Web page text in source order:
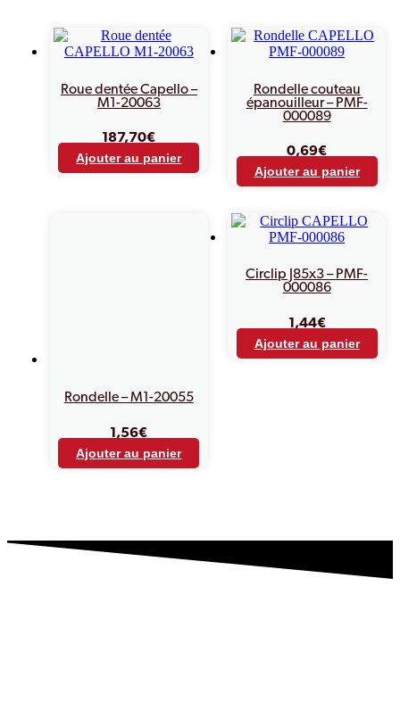
Produits similaires
Roue dentée Capello –
M1-20063
187,70€
Ajouter au panier
Rondelle couteau
épanouilleur – PMF-
000089
0,69€
Ajouter au panier
Rondelle – M1-20055
1,56€
Ajouter au panier
Circlip J85x3 – PMF-
000086
1,44€
Ajouter au panier